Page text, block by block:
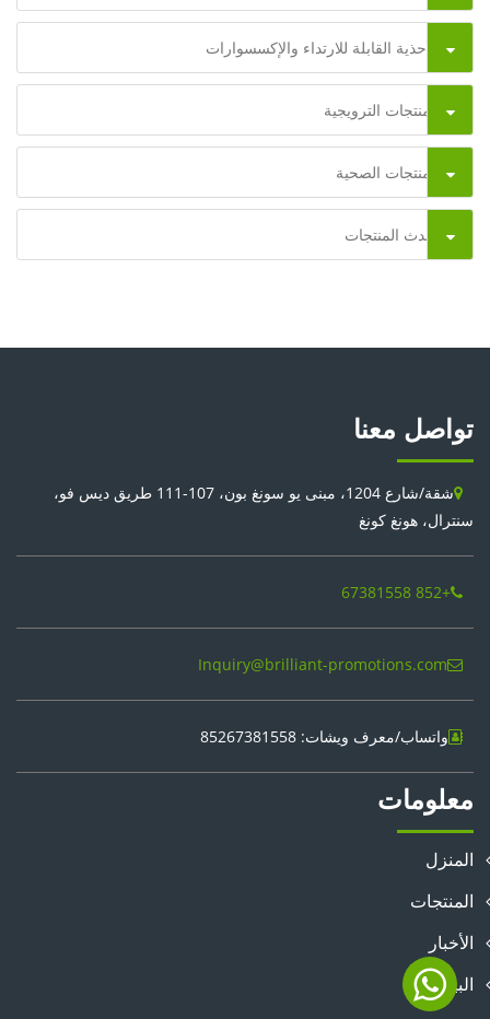
الأحذية القابلة للارتداء والإكسسوارات
المنتجات الترويجية
المنتجات الصحية
أحدث المنتجات
تواصل معنا
شقة/شارع 1204، مبنى يو سونغ بون، 107-111 طريق ديس فو،
سنترال، هونغ كونغ
+852 67381558
Inquiry@brilliant-promotions.com
واتساب/معرف ويشات: 85267381558
معلومات
المنزل
المنتجات
الأخبار
البيانات